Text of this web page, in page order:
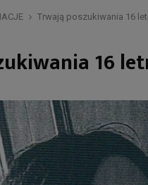
Trwają poszukiwania 16
16